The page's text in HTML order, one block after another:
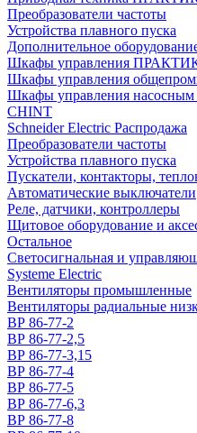
Преобразователи частоты
Устройства плавного пуска
Дополнительное
Шкафы управления
Шкафы управления
Шкафы управления насосным
CHINT
Schneider Electric Распродажа
Преобразователи частоты
Устройства плавного пуска
Пускатели, контакторы,
Автоматические выключатели
Реле, датчики, контроллеры
Щитовое оборудование и
Остальное
Светосигнальная и
Systeme Electric
Вентиляторы промышленные
Вентиляторы радиальные
ВР 86-77-2
ВР 86-77-2,5
ВР 86-77-3,15
ВР 86-77-4
ВР 86-77-5
ВР 86-77-6,3
ВР 86-77-8